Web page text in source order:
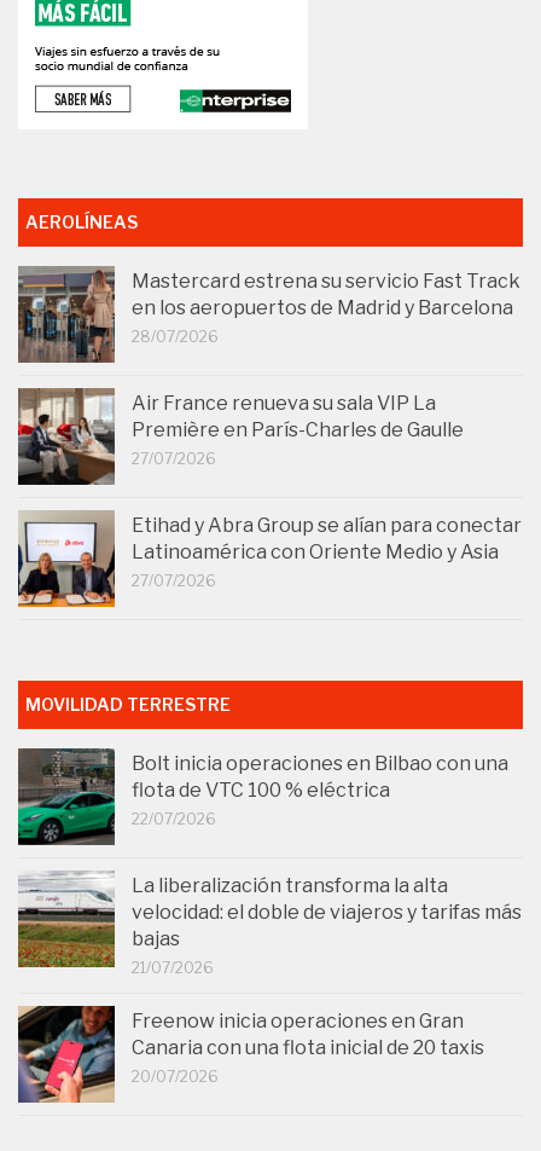
AEROLÍNEAS
Mastercard estrena su servicio Fast Track
en los aeropuertos de Madrid y Barcelona
28/07/2026
Air France renueva su sala VIP La
Première en París-Charles de Gaulle
27/07/2026
Etihad y Abra Group se alían para conectar
Latinoamérica con Oriente Medio y Asia
27/07/2026
MOVILIDAD TERRESTRE
Bolt inicia operaciones en Bilbao con una
flota de VTC 100 % eléctrica
22/07/2026
La liberalización transforma la alta
velocidad: el doble de viajeros y tarifas más
bajas
21/07/2026
Freenow inicia operaciones en Gran
Canaria con una flota inicial de 20 taxis
20/07/2026